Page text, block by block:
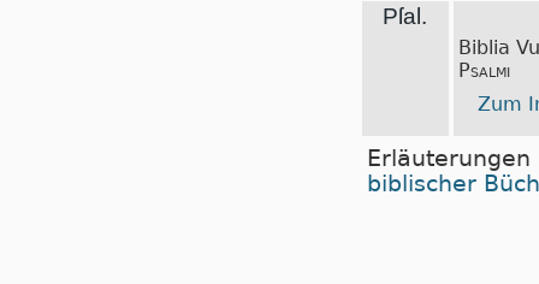
Pſal.
Biblia
Psalmi
Zum
biblischer